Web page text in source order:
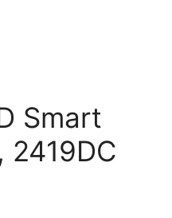
Smart
2419DC